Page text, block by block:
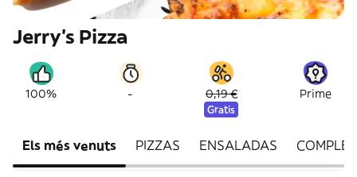
Jerry's Pizza
100% - 0,19 €
Gratis
Prime
Els més venuts PIZZAS ENSALADAS